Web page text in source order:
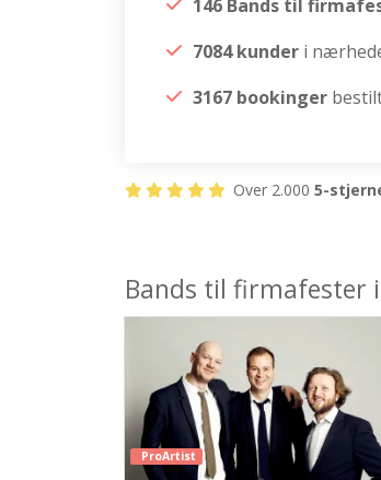
146 Bands til
7084 kunder i
3167 bookinger
Over 2.000 5-
Bands til firmafester
ProArtist